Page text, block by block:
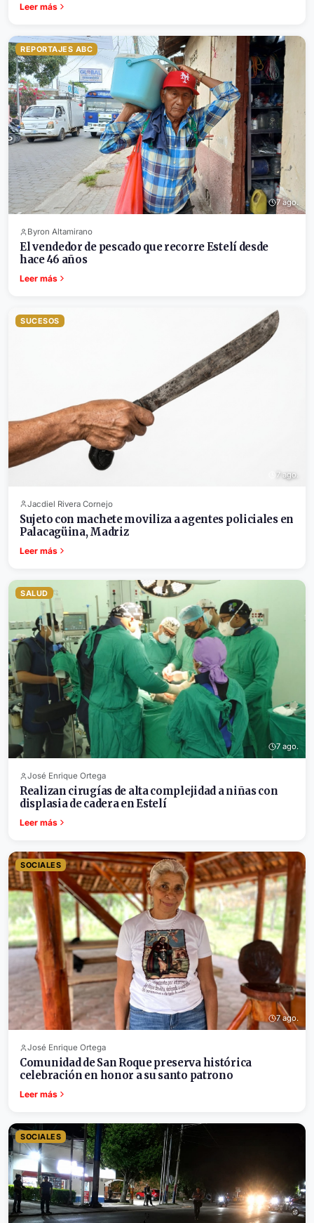
Leer más
REPORTAJES ABC
7 ago.
Byron Altamirano
El vendedor de pescado que recorre Estelí desde
hace 46 años
Leer más
SUCESOS
7 ago.
Jacdiel Rivera Cornejo
Sujeto con machete moviliza a agentes policiales en
Palacagüina, Madriz
Leer más
SALUD
7 ago.
José Enrique Ortega
Realizan cirugías de alta complejidad a niñas con
displasia de cadera en Estelí
Leer más
SOCIALES
7 ago.
José Enrique Ortega
Comunidad de San Roque preserva histórica
celebración en honor a su santo patrono
Leer más
SOCIALES